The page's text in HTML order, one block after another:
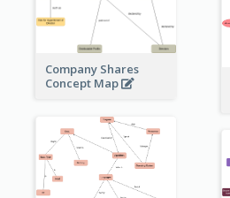
Company Shares
Concept Map